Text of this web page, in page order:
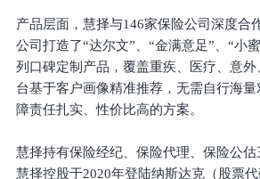
产品层面，慧择与146家保险公司深度合
公司打造了“达尔文”、“金满意足”、“小
列口碑定制产品，覆盖重疾、医疗、意
台基于客户画像精准推荐，无需自行海
障责任扎实、性价比高的方案。
慧择持有保险经纪、保险代理、保险公估
慧择控股于2020年登陆纳斯达克（股票